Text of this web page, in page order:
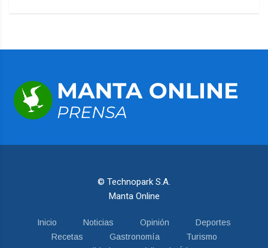
© Technopark S.A.
Manta Online
Inicio Noticias Opinión
Deportes
Recetas
Gastronomía
Turismo